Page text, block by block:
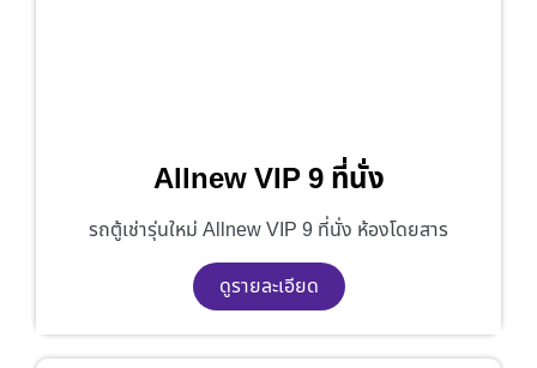
Allnew VIP 9 ที่นั่ง
รถตู้เช่ารุ่นใหม่ Allnew VIP 9 ที่นั่ง ห้องโดยสาร
ดูรายละเอียด